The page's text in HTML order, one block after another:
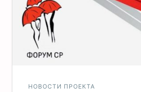
НОВОСТИ ПРОЕКТА